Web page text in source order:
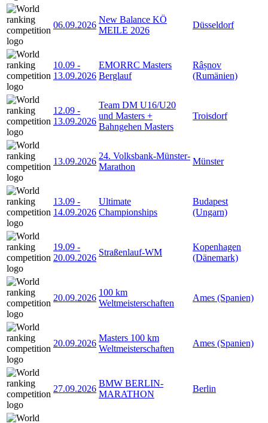
06.09.2026
New Balance KÖ
MEILE 2026
Düsseldorf
10.09 -
13.09.2026
EMORRC Masters
Berglauf
Râșnov
(Rumänien)
12.09 -
13.09.2026
Team DM U16/U20
und Masters +
Bahngehen Masters
Troisdorf
13.09.2026
24. Volksbank-Münster-
Marathon
Münster
13.09 -
14.09.2026
Ultimate
Championships
Budapest
(Ungarn)
19.09 -
20.09.2026
Straßenlauf-WM
Kopenhagen
(Dänemark)
20.09.2026
100 km
Weltmeisterschaften
Ames (Spanien)
20.09.2026
Masters 100 km
Weltmeisterschaften
Ames (Spanien)
27.09.2026
BMW BERLIN-
MARATHON
Berlin